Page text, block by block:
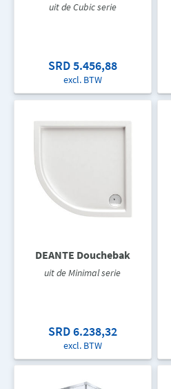
uit de Cubic serie
SRD 5.456,88
excl. BTW
DEANTE Douchebak
uit de Minimal serie
SRD 6.238,32
excl. BTW